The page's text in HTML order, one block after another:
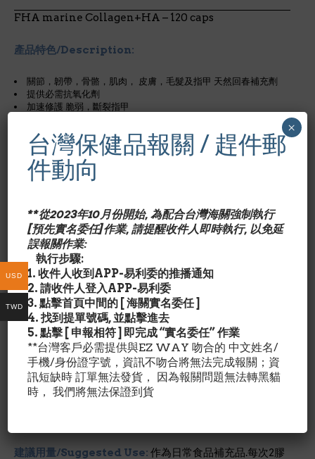
FHA marine Collagen+HA – 120 caps
產品特色/Description:
關節，韌帶，骨骼，肌肉， 皮膚，毛髮及指甲 天然回春補充劑
提供必需抗氧化劑
加速修護 脆弱，斷裂指甲
降低掉髮量， 強健易斷細髮
沒有其它商品可以取代此 強效海洋膠原蛋白＋玻尿酸 配
方， 具複雜結構的膠原蛋白有助提高身體彈性及強性， 純
韌帶退化。 海洋膠原蛋白及 玻尿酸兩主要成份， 提高身體
自行製造 膠原蛋白，肌肉能力， 對修護 皮膚及指甲特別有
效。*有機食品店內品牌
成份含量/Nutrition Facts:每4膠囊劑量/占成人每日所需
營養%海洋膠原蛋白Marine Collagen 2g (2000mg)/ *玻
尿酸Hyaluronic Acid 20mg/ *銅Copper Gluconate
1.32 mg/ 66%鋅Zinc Oxide 3.32 mg矽Silicon Dioxide
1.32 mg /*鎂Magnesium Oxide 132 mg/ 33%維他命B12
Vitamin B12 0.4 mcg/ 6.6%維他命B6 Vitamin B6 1.32
mg/ 66%
*每日營養攝取未建立
建議用量/Suggested Use: 作為日常食品補充品.每次2膠
台灣保健品報關 / 趕件郵
件動向
**從2023年10月份開始, 為配合台灣海關強制執行
[預先實名委任]作業, 請提醒收件人即時執行, 以免延
誤報關作業:
執行步驟:
1. 收件人收到APP-易利委的推播通知
2. 請收件人登入APP-易利委
3. 點擊首頁中間的 [ 海關實名委任 ]
4. 找到提單號碼, 並點擊進去
5. 點擊 [ 申報相符 ] 即完成 “實名委任” 作業
**台灣客戶必需提供與EZ WAY 吻合的 中文姓名/
手機/身份證字號，資訊不吻合將無法完成報關；資
訊短缺時 訂單無法發貨， 因為報關問題無法轉黑貓
時， 我們將無法保證到貨
×
USD
TWD